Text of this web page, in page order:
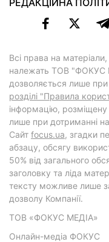
РЕДАКЦІЙНА
Всі права на
належать ТОВ "ФОКУС
дозволяється лише
розділі "Правила
інформацію,
лише при дотриманні
Cайт focus.ua, згадки
абзацу, обсягу
50% від загального
заголовку та ліда
тексту можливе лише
дозволу Компанії.
ТОВ «ФОКУС МЕДІА»
Онлайн-медіа ФОКУС